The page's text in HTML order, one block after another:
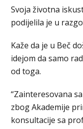
Svoja životna
podijelila je u
Kaže da je u Beč
idejom da samo
od toga.
“Zainteresovana
zbog Akademije
konsultacije sa